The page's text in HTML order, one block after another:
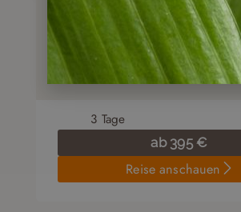
Reisebaustein
Inselparadies San Blas
3 Tage
ab 395€
Reise anschauen